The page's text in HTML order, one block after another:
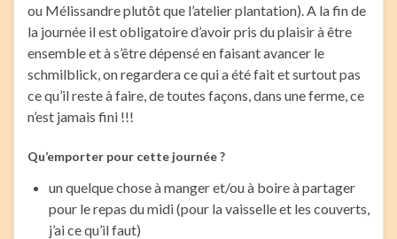
ou Mélissandre plutôt que l’atelier plantation). A la fin de
la journée il est obligatoire d’avoir pris du plaisir à être
ensemble et à s’être dépensé en faisant avancer le
schmilblick, on regardera ce qui a été fait et surtout pas
ce qu’il reste à faire, de toutes façons, dans une ferme, ce
n’est jamais fini !!!
Qu’emporter pour cette journée ?
un quelque chose à manger et/ou à boire à partager
pour le repas du midi (pour la vaisselle et les couverts,
j’ai ce qu’il faut)